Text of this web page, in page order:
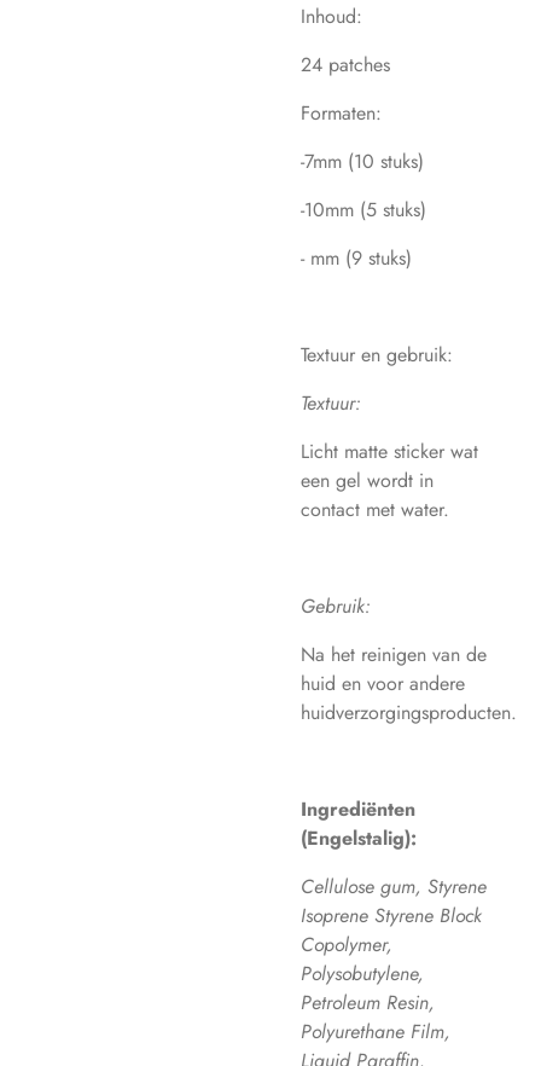
Inhoud:
24 patches
Formaten:
-7mm (10 stuks)
-10mm (5 stuks)
- mm (9 stuks)
Textuur en gebruik:
Textuur:
Licht matte sticker wat
een gel wordt in
contact met water.
Gebruik:
Na het reinigen van de
huid en voor andere
huidverzorgingsproducten.
Ingrediënten
(Engelstalig):
Cellulose gum, Styrene
Isoprene Styrene Block
Copolymer,
Polysobutylene,
Petroleum Resin,
Polyurethane Film,
Liquid Paraffin,